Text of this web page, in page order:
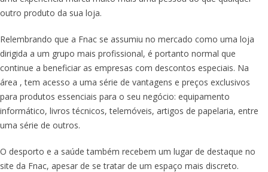
outro produto da sua loja.
Relembrando que a Fnac se assumiu no mercado como uma loja
dirigida a um grupo mais profissional, é portanto normal que
continue a beneficiar as empresas com descontos especiais. Na
área , tem acesso a uma série de vantagens e preços exclusivos
para produtos essenciais para o seu negócio: equipamento
informático, livros técnicos, telemóveis, artigos de papelaria, entre
uma série de outros.
O desporto e a saúde também recebem um lugar de destaque no
site da Fnac, apesar de se tratar de um espaço mais discreto.